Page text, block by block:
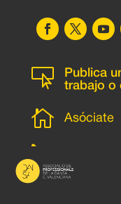

Publica
trabajo o
 Asóciate
l